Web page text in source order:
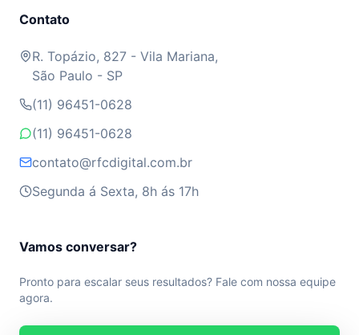
Contato
R. Topázio, 827 - Vila Mariana,
São Paulo - SP
(11) 96451-0628
(11) 96451-0628
contato@rfcdigital.com.br
Segunda á Sexta, 8h ás 17h
Vamos conversar?
Pronto para escalar seus resultados? Fale com nossa equipe
agora.